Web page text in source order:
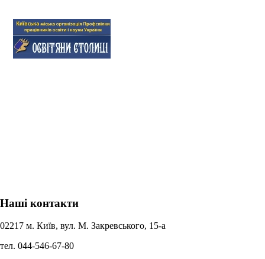
Наші контакти
02217 м. Київ, вул. М. Закревського, 15-а
тел. 044-546-67-80